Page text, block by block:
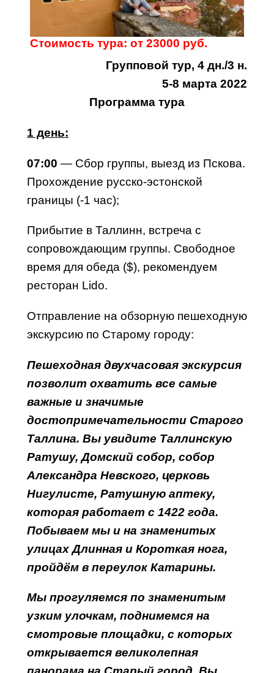
Стоимость тура: от 23000 руб.
Групповой тур, 4 дн./3 н.
5-8 марта 2022
Программа тура
1 день:
07:00 — Сбор группы, выезд из Пскова.
Прохождение русско-эстонской
границы (-1 час);
Прибытие в Таллинн, встреча с
сопровождающим группы. Свободное
время для обеда ($), рекомендуем
ресторан Lido.
Отправление на обзорную пешеходную
экскурсию по Старому городу:
Пешеходная двухчасовая экскурсия
позволит охватить все самые
важные и значимые
достопримечательности Старого
Таллина. Вы увидите Таллинскую
Ратушу, Домский собор, собор
Александра Невского, церковь
Нигулисте, Ратушную аптеку,
которая работает с 1422 года.
Побываем мы и на знаменитых
улицах Длинная и Короткая нога,
пройдём в переулок Катарины.
Мы прогуляемся по знаменитым
узким улочкам, поднимемся на
смотровые площадки, с которых
открывается великолепная